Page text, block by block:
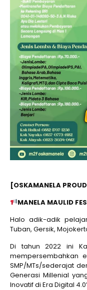
[OSKAMANELA
MANELA MAULID
Halo adik-adik
Tuban, Gersik,
Di tahun 2022 ini
mempersembahkan
SMP/MTs/sederajat
Generasi Millenial
Inovatif di Era Digital